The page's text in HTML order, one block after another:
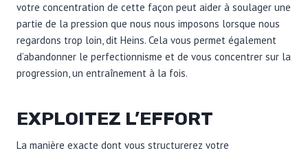
votre concentration de cette façon peut aider à soulager une
partie de la pression que nous nous imposons lorsque nous
regardons trop loin, dit Heins. Cela vous permet également
d’abandonner le perfectionnisme et de vous concentrer sur la
progression, un entraînement à la fois.
EXPLOITEZ L’EFFORT
La manière exacte dont vous structurerez votre